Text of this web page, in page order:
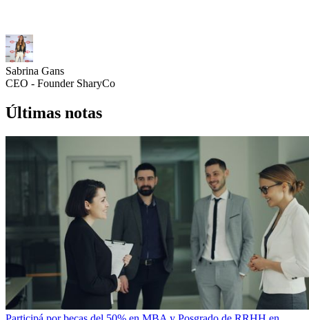
Sabrina Gans
CEO - Founder SharyCo
Últimas notas